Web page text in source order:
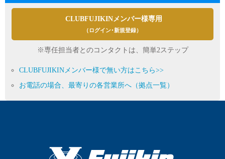
CLUBFUJIKINメンバー様専用
（ログイン･新規登録）
※専任担当者とのコンタクトは、簡単2ステップ
CLUBFUJIKINメンバー様で無い方はこちら>>
お電話の場合、最寄りの各営業所へ（拠点一覧）